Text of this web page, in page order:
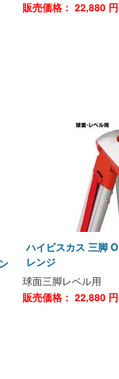
販売価格： 22,880
ハイビスカス 三脚
レンジ
球面三脚レベル用
販売価格： 22,880